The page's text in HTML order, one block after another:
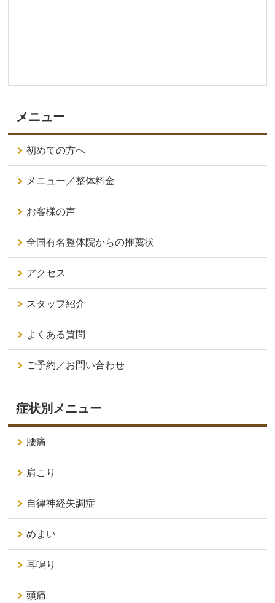
メニュー
初めての方へ
メニュー／整体料金
お客様の声
全国有名整体院からの推薦状
アクセス
スタッフ紹介
よくある質問
ご予約／お問い合わせ
症状別メニュー
腰痛
肩こり
自律神経失調症
めまい
耳鳴り
頭痛